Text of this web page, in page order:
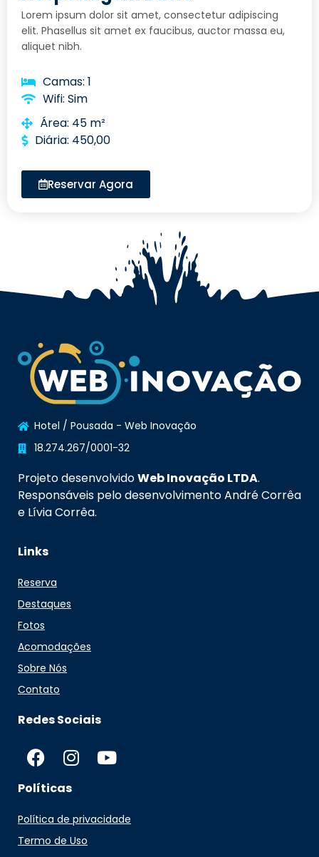
Lorem ipsum dolor sit amet, consectetur adipiscing
elit. Phasellus sit amet ex faucibus, auctor massa eu,
aliquet nibh.
Camas: 1
Wifi: Sim
Área: 45 m²
Diária: 450,00
Reservar Agora
Hotel / Pousada - Web Inovação
18.274.267/0001-32
Projeto desenvolvidoWeb Inovação LTDA.
Responsáveis pelo desenvolvimento André Corrêa
e Lívia Corrêa.
Links
Reserva
Destaques
Fotos
Acomodações
Sobre Nós
Contato
Redes Sociais
Políticas
Política de privacidade
Termo de Uso